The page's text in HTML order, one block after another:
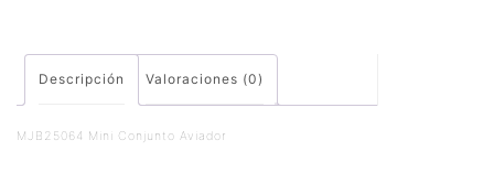
Descripción Valoraciones (0)
MJB25064 Mini Conjunto Aviador